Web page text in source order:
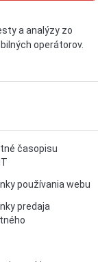
a analýzy zo
operátorov.
časopisu
používania webu
predaja